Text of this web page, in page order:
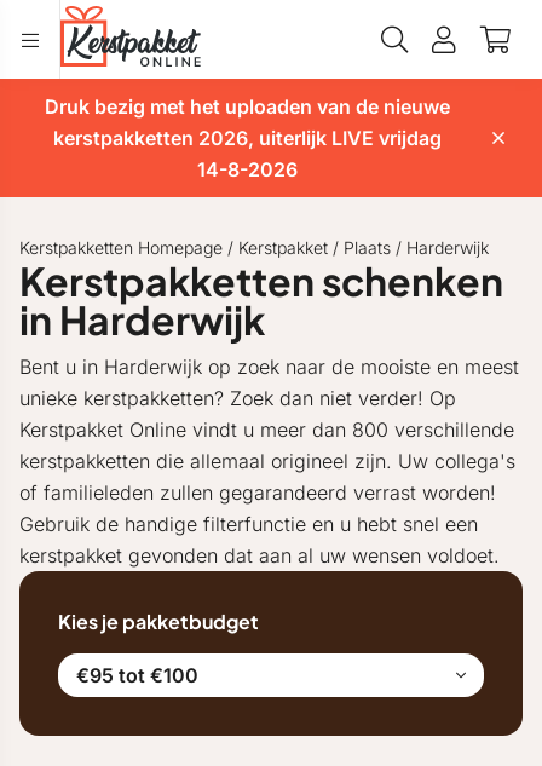
Druk bezig met het uploaden van de nieuwe
kerstpakketten 2026, uiterlijk LIVE vrijdag
14-8-2026
Kerstpakketten Homepage / Kerstpakket / Plaats / Harderwijk
Kerstpakketten schenken
in Harderwijk
Bent u in Harderwijk op zoek naar de mooiste en meest
unieke kerstpakketten? Zoek dan niet verder! Op
Kerstpakket Online vindt u meer dan 800 verschillende
kerstpakketten die allemaal origineel zijn. Uw collega's
of familieleden zullen gegarandeerd verrast worden!
Gebruik de handige filterfunctie en u hebt snel een
kerstpakket gevonden dat aan al uw wensen voldoet.
Kies je pakketbudget
€95 tot €100